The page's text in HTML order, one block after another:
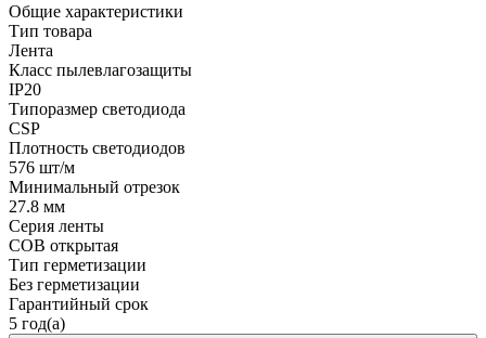
Общие характеристики
Тип товара
Лента
Класс пылевлагозащиты
IP20
Типоразмер светодиода
CSP
Плотность светодиодов
576 шт/м
Минимальный отрезок
27.8 мм
Серия ленты
COB открытая
Тип герметизации
Без герметизации
Гарантийный срок
5 год(а)